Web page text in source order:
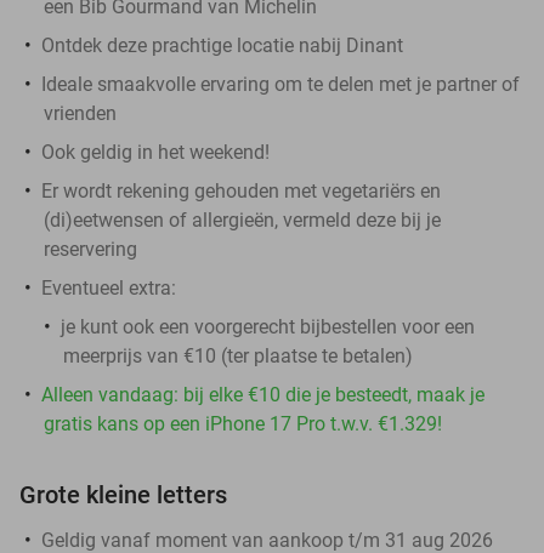
een Bib Gourmand van Michelin
Ontdek deze prachtige locatie nabij Dinant
Ideale smaakvolle ervaring om te delen met je partner of
vrienden
Ook geldig in het weekend!
Er wordt rekening gehouden met vegetariërs en
(di)eetwensen of allergieën, vermeld deze bij je
reservering
Eventueel extra:
je kunt ook een voorgerecht bijbestellen voor een
meerprijs van €10 (ter plaatse te betalen)
Alleen vandaag: bij elke €10 die je besteedt, maak je
gratis kans op een iPhone 17 Pro t.w.v. €1.329!
Grote kleine letters
Geldig vanaf moment van aankoop t/m 31 aug 2026